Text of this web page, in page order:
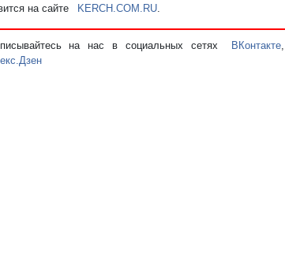
на сайте KERCH.COM.RU.
на нас в социальных сетях ВКонтакте